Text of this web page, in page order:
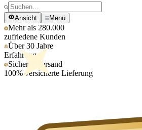
Ansicht Menü
Mehr als 280.000
zufriedene Kunden
Über 30 Jahre
Erfahrung
Sicherer Versand
100% versicherte Lieferung